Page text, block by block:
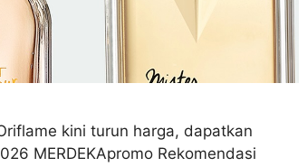
kini turun harga, dapatkan
MERDEKApromo Rekomendasi